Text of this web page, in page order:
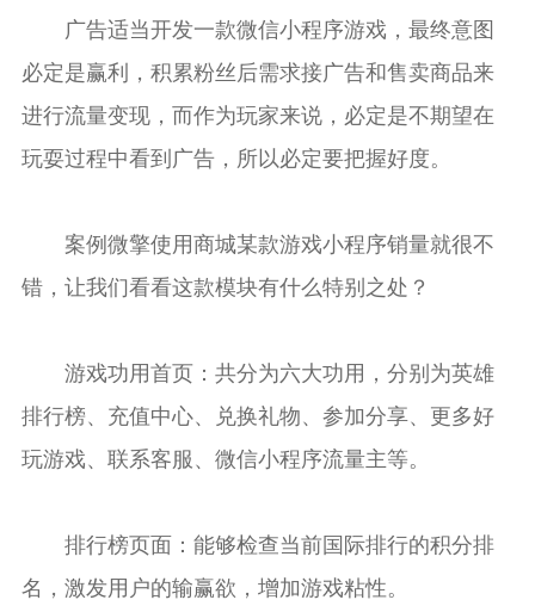
广告适当开发一款微信小程序游戏，最终意图
必定是赢利，积累粉丝后需求接广告和售卖商品来
进行流量变现，而作为玩家来说，必定是不期望在
玩耍过程中看到广告，所以必定要把握好度。
案例微擎使用商城某款游戏小程序销量就很不
错，让我们看看这款模块有什么特别之处？
游戏功用首页：共分为六大功用，分别为英雄
排行榜、充值中心、兑换礼物、参加分享、更多好
玩游戏、联系客服、微信小程序流量主等。
排行榜页面：能够检查当前国际排行的积分排
名，激发用户的输赢欲，增加游戏粘性。